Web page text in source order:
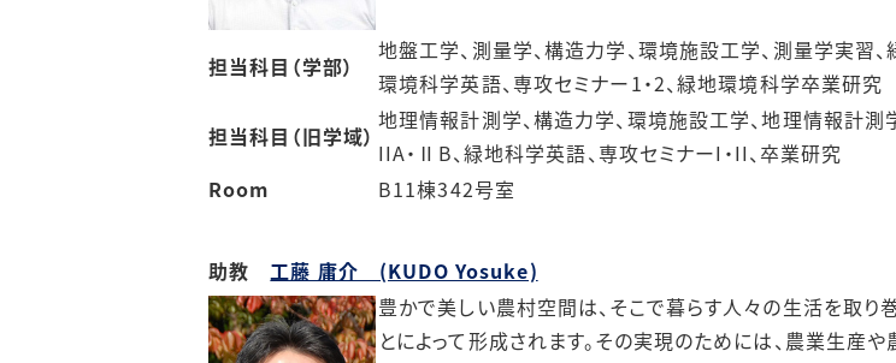
担当科目（学部）
地盤工学、測量学、構造力学、環境施設工学、測量学実習
環境科学英語、専攻セミナー1・2、緑地環境科学卒業研究
担当科目（旧学域）
地理情報計測学、構造力学、環境施設工学、地理情報計
IIA・ⅡB、緑地科学英語、専攻セミナーI・II、卒業研究
Room
B11棟342号室
助教工藤 庸介 (KUDO Yosuke)
豊かで美しい農村空間は、そこで暮らす人々の生活を取
とによって形成されます。その実現のためには、農業生